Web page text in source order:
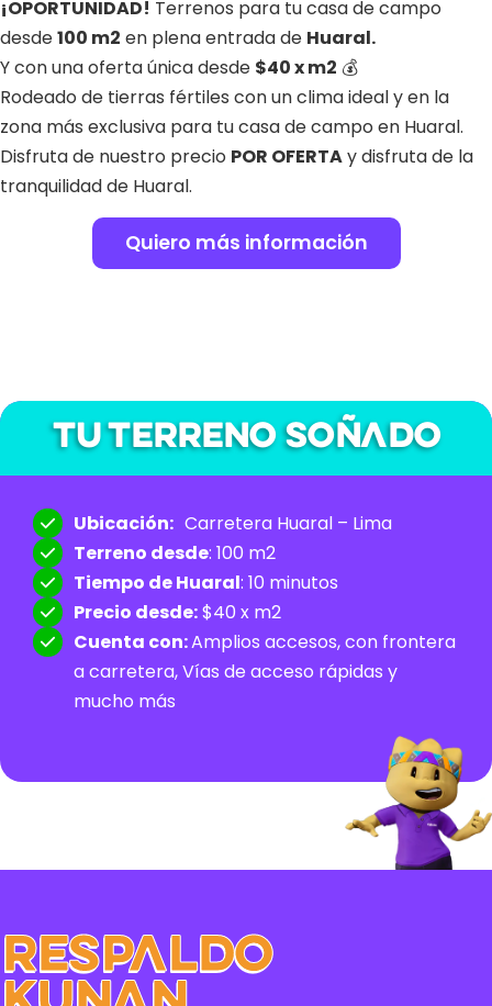
¡OPORTUNIDAD! Terrenos para tu casa de campo
desde100 m2 en plena entrada de Huaral.
Y con una oferta única desde $40 x m2 💰
Rodeado de tierras fértiles con un clima ideal y en la
zona más exclusiva para tu casa de campo en Huaral.
Disfruta de nuestro precio POR OFERTAy disfruta de la
tranquilidad de Huaral.
Quiero más información
Tu terreno soñado
Ubicación: Carretera Huaral – Lima
Terreno desde: 100 m2
Tiempo de Huaral: 10 minutos
Precio desde:$40 x m2
Cuenta con:Amplios accesos, con frontera
a carretera, Vías de acceso rápidas y
mucho más
Respaldo